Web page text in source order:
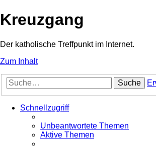
Kreuzgang
Der katholische Treffpunkt im Internet.
Zum Inhalt
Suche
Schnellzugriff
Unbeantwortete Themen
Aktive Themen